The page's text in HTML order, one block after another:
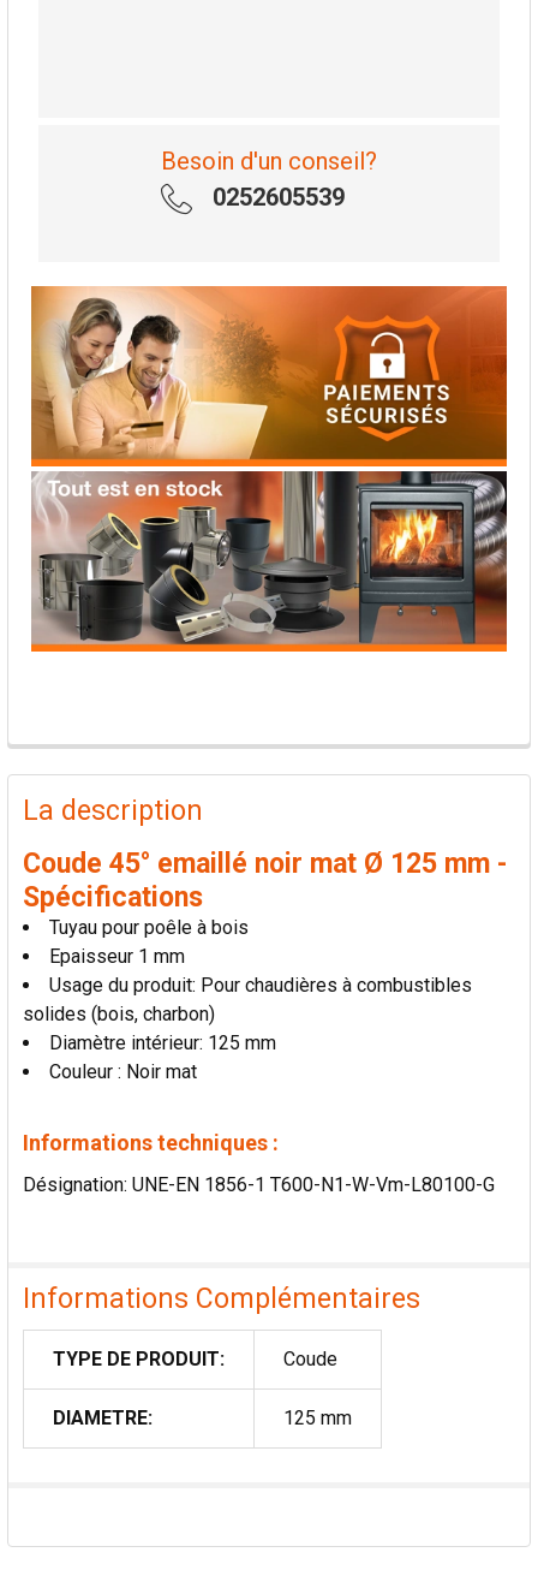
Besoin d'un conseil?
0252605539
PRODUITS
FRÉQUEMMENT
ACHETÉS
SÉLECTIONNER
AJOUTER
LA
SÉLECTION
AU PANIER
La description
Coude 45° emaillé noir mat Ø 125 mm -
Spécifications
Tuyau pour poêle à bois
Epaisseur 1 mm
Usage du produit: Pour chaudières à combustibles
solides (bois, charbon)
Diamètre intérieur: 125 mm
Couleur : Noir mat
Informations techniques :
Désignation: UNE-EN 1856-1 T600-N1-W-Vm-L80100-G
Informations Complémentaires
TYPE DE PRODUIT: Coude
DIAMETRE: 125 mm